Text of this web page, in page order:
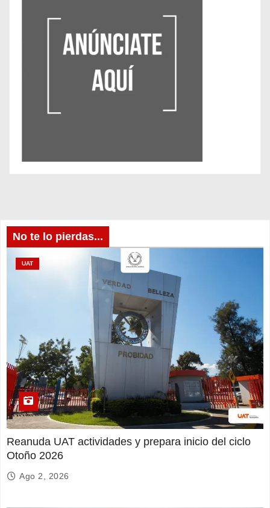
No te lo pierdas...
UAT
Reanuda UAT actividades y prepara inicio del ciclo
Otoño 2026
Ago 2, 2026